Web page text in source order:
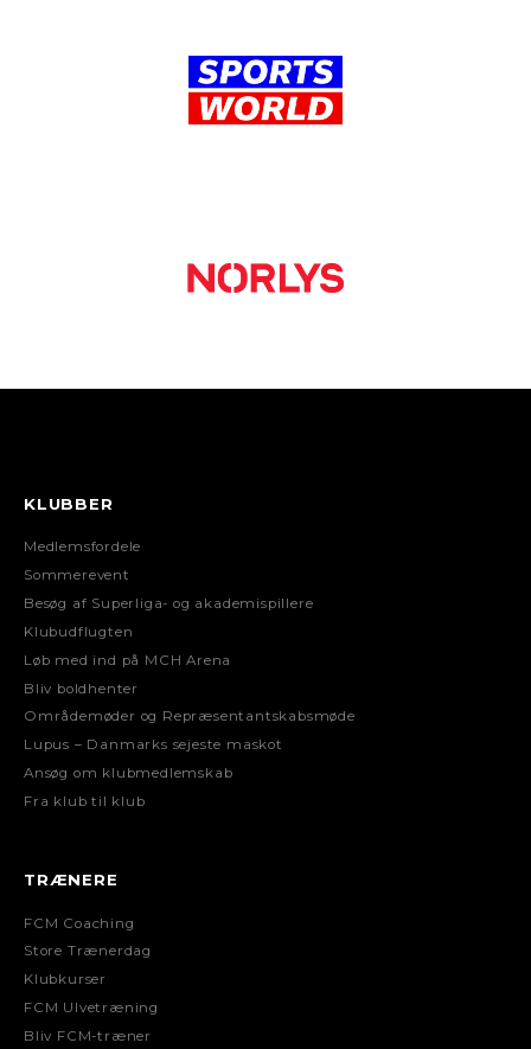
KLUBBER
Medlemsfordele
Sommerevent
Besøg af Superliga- og akademispillere
Klubudflugten
Løb med ind på MCH Arena
Bliv boldhenter
Områdemøder og Repræsentantskabsmøde
Lupus – Danmarks sejeste maskot
Ansøg om klubmedlemskab
Fra klub til klub
TRÆNERE
FCM Coaching
Store Trænerdag
Klubkurser
FCM Ulvetræning
Bliv FCM-træner